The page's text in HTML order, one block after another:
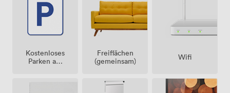
Kostenloses
Parken auf
Freiflächen
(gemeinsam)
Wifi